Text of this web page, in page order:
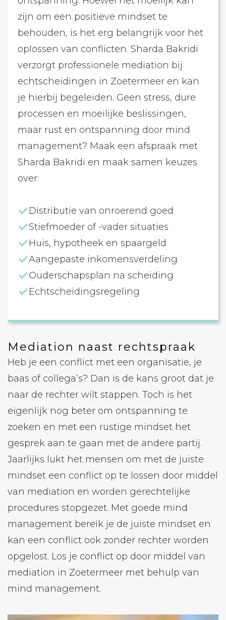
zijn om een ​​positieve mindset te
behouden, is het erg belangrijk voor het
oplossen van conflicten. Sharda Bakridi
verzorgt professionele mediation bij
echtscheidingen in Zoetermeer en kan
je hierbij begeleiden. Geen stress, dure
processen en moeilijke beslissingen,
maar rust en ontspanning door mind
management? Maak een afspraak met
Sharda Bakridi en maak samen keuzes
over:
Distributie van onroerend goed
Stiefmoeder of -vader situaties
Huis, hypotheek en spaargeld
Aangepaste inkomensverdeling
Ouderschapsplan na scheiding
Echtscheidingsregeling
Mediation naast rechtspraak
Heb je een conflict met een organisatie, je
baas of collega’s? Dan is de kans groot dat je
naar de rechter wilt stappen. Toch is het
eigenlijk nog beter om ontspanning te
zoeken en met een rustige mindset het
gesprek aan te gaan met de andere partij.
Jaarlijks lukt het mensen om met de juiste
mindset een ​​conflict op te lossen door middel
van mediation en worden gerechtelijke
procedures stopgezet. Met goede mind
management bereik je de juiste mindset en
kan een conflict ook zonder rechter worden
opgelost. Los je conflict op door middel van
mediation in Zoetermeer met behulp van
mind management.